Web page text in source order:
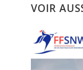
VOIR